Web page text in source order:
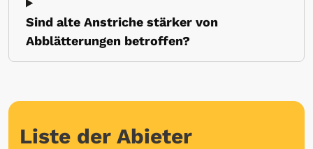
Sind alte Anstriche stärker von
Abblätterungen betroffen?
Liste der Abieter